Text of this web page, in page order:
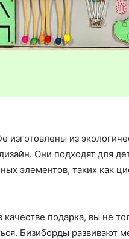
изготовлены из
Они подходят для
элементов, таких как
качестве подарка, вы не
Бизиборды